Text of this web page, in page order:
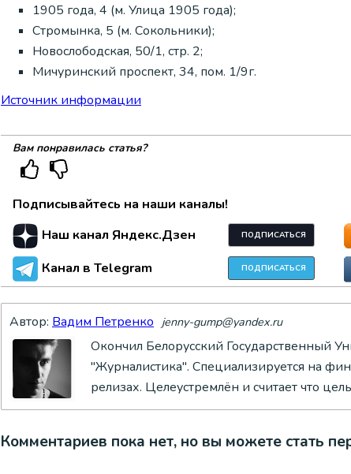
1905 года, 4 (м. Улица 1905 года);
Стромынка, 5 (м. Сокольники);
Новослободская, 50/1, стр. 2;
Мичуринский проспект, 34, пом. 1/9г.
Источник информации
Вам понравилась статья?
Подписывайтесь на наши каналы!
Наш канал Яндекс.Дзен
ПОДПИСАТЬСЯ
Канал в Telegram ПОДПИСАТЬСЯ
Автор: Вадим Петренко jenny-gump@yandex.ru
Окончил Белорусский Государственный
"Журналистика". Специализируется на
релизах. Целеустремлён и считает что
Комментариев пока нет, но вы можете стать